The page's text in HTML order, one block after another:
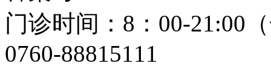
门诊时间：8：00-21:00
0760-88815111